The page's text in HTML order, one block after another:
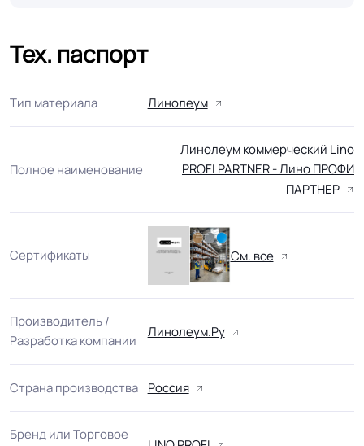
Тех. паспорт
Тип материала Линолеум
Полное наименование
Линолеум коммерческий Lino
PROFI PARTNER - Лино ПРОФИ
ПАРТНЕР
Сертификаты См. все
Производитель /
Разработка компании
Линолеум.Ру
Страна производства Россия
Бренд или Торговое